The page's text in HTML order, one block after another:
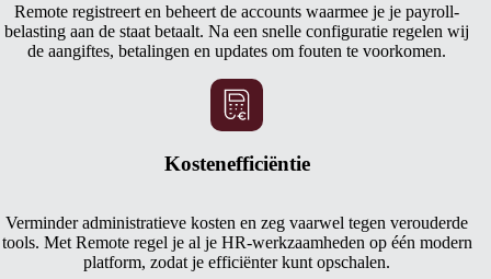
Remote registreert en beheert de accounts waarmee je je payroll-
belasting aan de staat betaalt. Na een snelle configuratie regelen wij
de aangiftes, betalingen en updates om fouten te voorkomen.
Kostenefficiëntie
Verminder administratieve kosten en zeg vaarwel tegen verouderde
tools. Met Remote regel je al je HR-werkzaamheden op één modern
platform, zodat je efficiënter kunt opschalen.